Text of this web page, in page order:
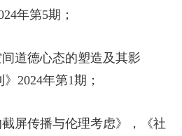
年第5期；
间道德心态的塑造及其影
2024年第1期；
截屏传播与伦理考虑》，《社